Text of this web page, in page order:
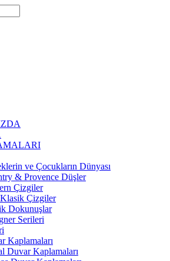
ve Çocukların Dünyası
& Provence Düşler
Çizgiler
Çizgiler
Dokunuşlar
Serileri
Kaplamaları
Duvar Kaplamaları